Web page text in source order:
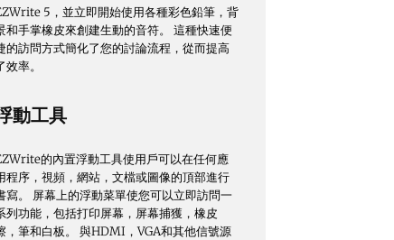
5，並立即開始使用各種彩色鉛筆，背
和手掌橡皮來創建生動的音符。 這種快速便
的訪問方式簡化了您的討論流程，從而提高
效率。
動工具
的內置浮動工具使用戶可以在任何應
程序，視頻，網站，文檔或圖像的頂部進行
寫。 屏幕上的浮動菜單使您可以立即訪問一
列功能，包括打印屏幕，屏幕捕獲，橡皮
，筆和白板。 與HDMI，VGA和其他信號源